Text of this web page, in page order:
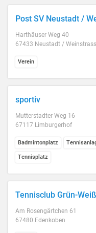
Post SV Neustadt /
Harthäuser Weg 40
67433 Neustadt /
Verein
sportiv
Mutterstadter Weg 16
67117 Limburgerhof
Badmintonplatz
Tennisplatz
Tennisclub Grün-
Am Rosengärtchen 61
67480 Edenkoben